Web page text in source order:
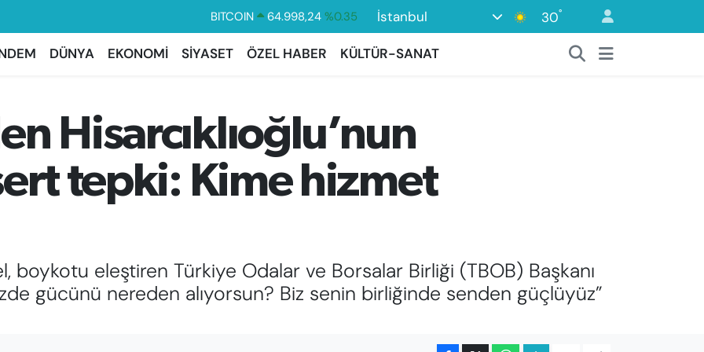
DOLAR 47,7436 %0.18
EURO
55,2510 %0.32
BİST100
%-14
İstanbul 30°
DÜNYA EKONOMİ SİYASET ÖZEL HABER KÜLTÜR-SANAT
Hisarcıklıoğlu’nun
tepki: Kime hizmet
boykotu eleştiren Türkiye Odalar ve Borsalar Birliği (TBOB) Başkanı
gücünü nereden alıyorsun? Biz senin birliğinde senden güçlüyüz”